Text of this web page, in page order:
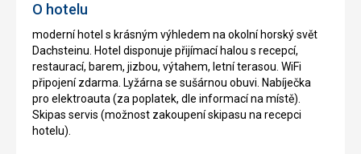
O hotelu
moderní hotel s krásným výhledem na okolní horský svět
Dachsteinu. Hotel disponuje přijímací halou s recepcí,
restaurací, barem, jizbou, výtahem, letní terasou. WiFi
připojení zdarma. Lyžárna se sušárnou obuvi. Nabíječka
pro elektroauta (za poplatek, dle informací na místě).
Skipas servis (možnost zakoupení skipasu na recepci
hotelu).